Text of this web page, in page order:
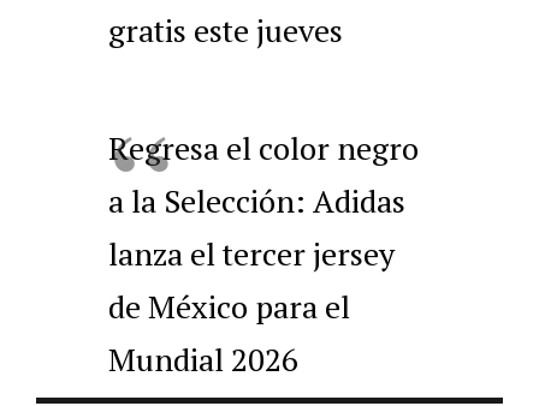
gratis este jueves
Regresa el color negro
a la Selección: Adidas
lanza el tercer jersey
de México para el
Mundial 2026